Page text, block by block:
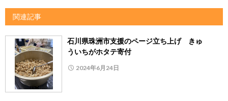
関連記事
石川県珠洲市支援のページ立ち上げ きゅ
ういちがホタテ寄付
2024年6月24日